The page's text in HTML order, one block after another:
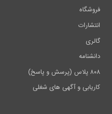
فروشگاه
انتشارات
گالری
دانشنامه
۸۰۸ پلاس (پرسش و پاسخ)
کاریابی و آگهی های شغلی